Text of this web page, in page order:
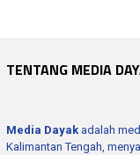
TENTANG MEDIA
Media Dayak adalah
Kalimantan Tengah,